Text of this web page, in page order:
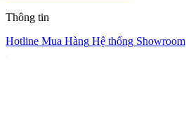
Thông tin
Hotline Mua Hàng Hệ thống Showroom